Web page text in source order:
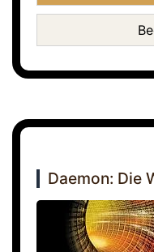
Daemon: Die